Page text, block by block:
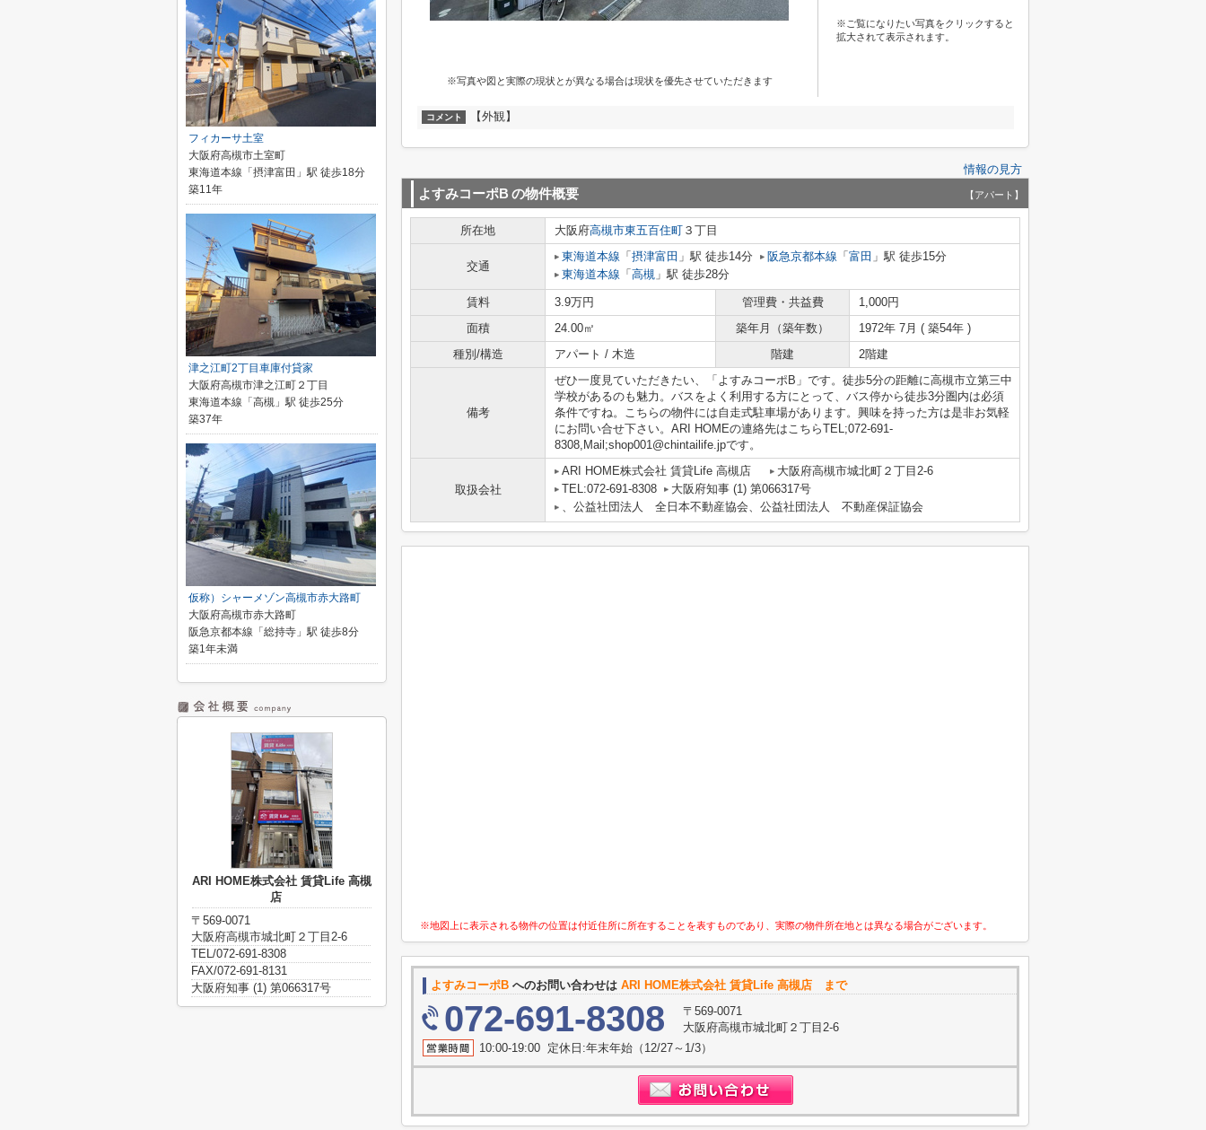
※写真や図と実際の現状とが異なる場合は現状を優先させていただきます
※ご覧になりたい写真をクリックすると
拡大されて表示されます。
コメント 【外観】
情報の見方
よすみコーポB の物件概要 【アパート】
所在地 大阪府高槻市東五百住町 ３丁目
交通
東海道本線 「 摂津富田 」駅 徒歩14分 阪急京都本線 「 富田 」駅 徒歩15分
東海道本線 「 高槻 」駅 徒歩28分
賃料 3.9万円 管理費・共益費
1,000円
面積
24.00㎡ 築年月（築年数）
1972年 7月 ( 築54年 )
種別/構造
アパート / 木造 階建 2階建
備考
ぜひ一度見ていただきたい、「よすみコーポB」です。徒歩5分の距離に高槻市立第三中
学校があるのも魅力。バスをよく利用する方にとって、バス停から徒歩3分圏内は必須
条件ですね。こちらの物件には自走式駐車場があります。興味を持った方は是非お気軽
にお問い合せ下さい。ARI HOMEの連絡先はこちらTEL;072-691-
8308,Mail;shop001@chintailife.jpです。
取扱会社
ARI HOME株式会社 賃貸Life 高槻店
大阪府高槻市城北町２丁目2-6
TEL:072-691-8308
大阪府知事 (1) 第066317号
、公益社団法人 全日本不動産協会、公益社団法人 不動産保証協会
※地図上に表示される物件の位置は付近住所に所在することを表すものであり、実際の物件所在地とは異なる場合がございます。
よすみコーポB へのお問い合わせは ARI HOME株式会社 賃貸Life 高槻店 まで
072-691-8308
〒569-0071
大阪府高槻市城北町２丁目2-6
10:00-19:00 定休日:年末年始（12/27～1/3）
フィカーサ土室
大阪府高槻市土室町
東海道本線「摂津富田」駅 徒歩18分
築11年
津之江町2丁目車庫付貸家
大阪府高槻市津之江町２丁目
東海道本線「高槻」駅 徒歩25分
築37年
仮称）シャーメゾン高槻市赤大路町
大阪府高槻市赤大路町
阪急京都本線「総持寺」駅 徒歩8分
築1年未満
ARI HOME株式会社 賃貸Life 高槻
店
〒569-0071
大阪府高槻市城北町２丁目2-6
TEL/072-691-8308
FAX/072-691-8131
大阪府知事 (1) 第066317号